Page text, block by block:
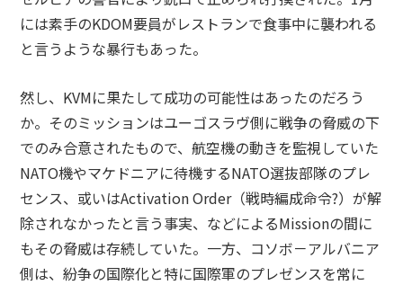
には素手のKDOM要員がレストランで食事中に襲われる
と言うような暴行もあった。
然し、KVMに果たして成功の可能性はあったのだろう
か。そのミッションはユーゴスラヴ側に戦争の脅威の下
でのみ合意されたもので、航空機の動きを監視していた
NATO機やマケドニアに待機するNATO選抜部隊のプレ
センス、或いはActivation Order（戦時編成命令?）が解
除されなかったと言う事実、などによるMissionの間に
もその脅威は存続していた。一方、コソボ－アルバニア
側は、紛争の国際化と特に国際軍のプレゼンスを常に